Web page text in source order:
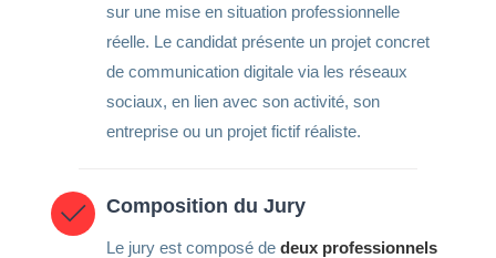
sur une mise en situation professionnelle
réelle. Le candidat présente un projet concret
de communication digitale via les réseaux
sociaux, en lien avec son activité, son
entreprise ou un projet fictif réaliste.
Composition du Jury
Le jury est composé dedeux professionnels